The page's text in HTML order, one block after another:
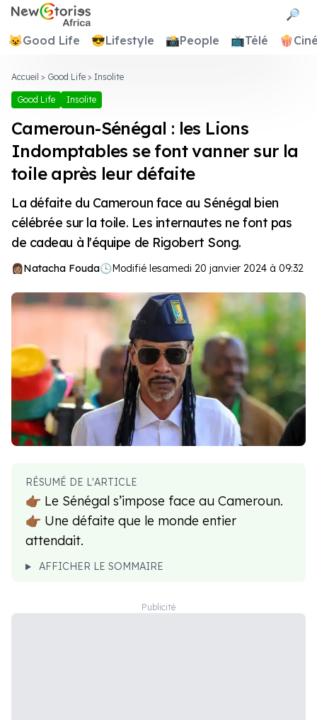
Newstories Africa
🔎
😺Good Life 😎Lifestyle 📸People 📺Télé 🍿
Accueil > Good Life > Insolite
Good Life Insolite
Cameroun-Sénégal : les Lions
Indomptables se font vanner sur la
toile après leur défaite
La défaite du Cameroun face au Sénégal bien
célébrée sur la toile. Les internautes ne font pas
de cadeau à l'équipe de Rigobert Song.
Natacha Fouda🕓Modifié lesamedi 20 janvier 2024 à 09:32
RÉSUMÉ DE L'ARTICLE
👉🏾 Le Sénégal s’impose face au Cameroun.
👉🏾 Une défaite que le monde entier
attendait.
AFFICHER LE SOMMAIRE